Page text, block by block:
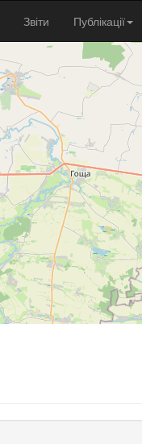
Звіти Публікації